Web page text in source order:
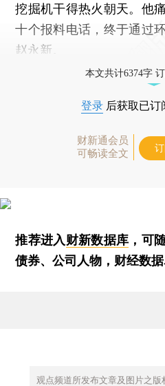
挖掘机干得热火朝天。他
十个报料电话，终于通过
赵永新。
本文共计6374字
登录 后获取已订
财新通会员
可畅读全文
推荐进入财新数据库 ，可
债券、公司人物，财经数据
观点频道所发布文章及图片之